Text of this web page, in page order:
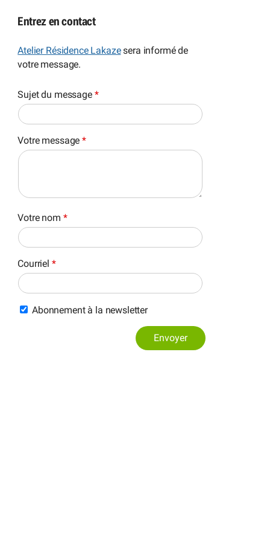
Entrez en contact
Atelier Résidence Lakazesera informé de
votre message.
Sujet du message *
Votre message*
Votre nom *
Courriel *
Abonnement à la newsletter
Envoyer